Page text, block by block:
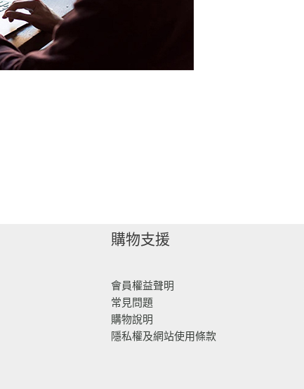
購物支援
會員權益聲明
常見問題
購物說明
隱私權及網站使用條款